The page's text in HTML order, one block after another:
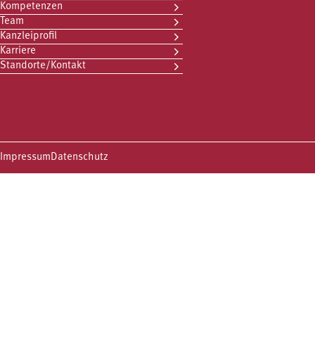
Kompetenzen
Team
Kanzleiprofil
Karriere
Standorte/Kontakt
Impressum Datenschutz